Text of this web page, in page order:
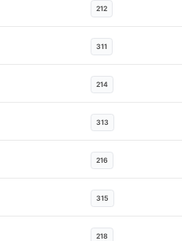
212
311
214
313
216
315
218